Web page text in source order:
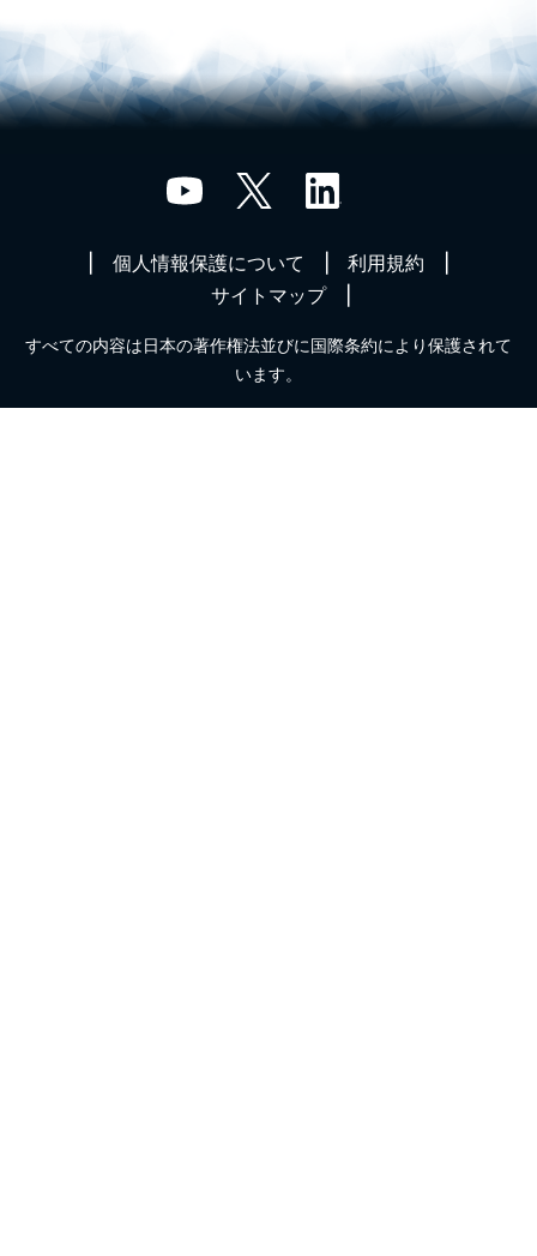
個人情報保護について
利用規約
サイトマップ
すべての内容は日本の著作権法並びに国際条約により保護されて
います。